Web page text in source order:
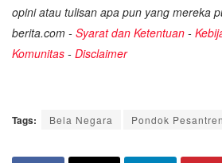
opini atau tulisan apa pun yang mereka
berita.com - Syarat dan Ketentuan -
Komunitas - Disclaimer
Tags: Bela Negara Pondok